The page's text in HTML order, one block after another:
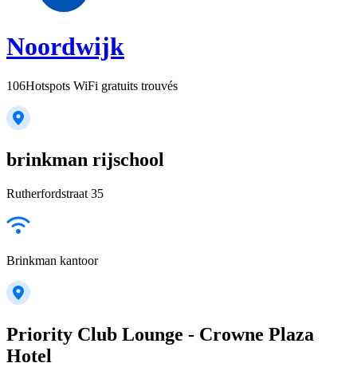
Noordwijk
106Hotspots WiFi gratuits trouvés
brinkman rijschool
Rutherfordstraat 35
Brinkman kantoor
Priority Club Lounge - Crowne Plaza
Hotel